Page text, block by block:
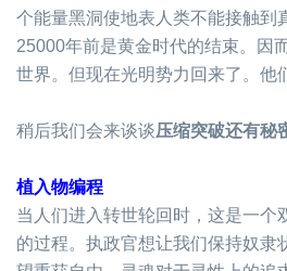
个能量黑洞使地表人类不能接触到
25000年前是黄金时代的结束。因
世界。但现在光明势力回来了。他
稍后我们会来谈谈压缩突破还有秘
植入物编程
当人们进入转世轮回时，这是一个
的过程。执政官想让我们保持奴隶